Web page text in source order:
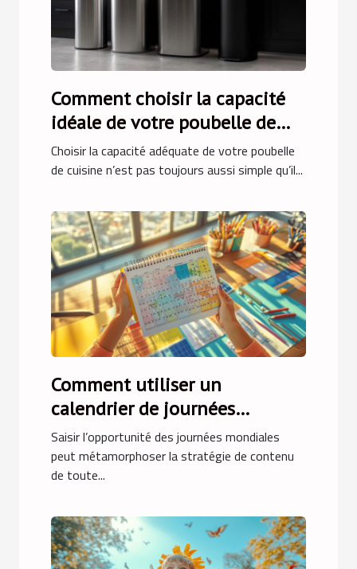
Comment choisir la capacité
idéale de votre poubelle de
cuisine ?
Choisir la capacité adéquate de votre poubelle
de cuisine n’est pas toujours aussi simple qu’il...
Comment utiliser un
calendrier de journées
mondiales pour dynamiser
votre contenu
Saisir l’opportunité des journées mondiales
peut métamorphoser la stratégie de contenu
de toute...